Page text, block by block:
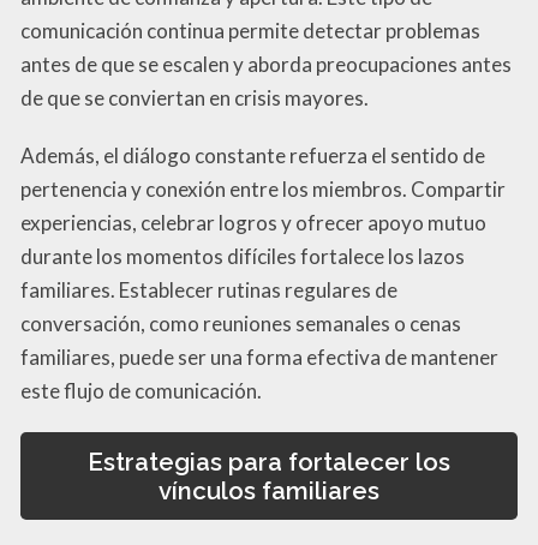
comunicación continua permite detectar problemas
antes de que se escalen y aborda preocupaciones antes
de que se conviertan en crisis mayores.
Además, el diálogo constante refuerza el sentido de
pertenencia y conexión entre los miembros. Compartir
experiencias, celebrar logros y ofrecer apoyo mutuo
durante los momentos difíciles fortalece los lazos
familiares. Establecer rutinas regulares de
conversación, como reuniones semanales o cenas
familiares, puede ser una forma efectiva de mantener
este flujo de comunicación.
Estrategias para fortalecer los
vínculos familiares